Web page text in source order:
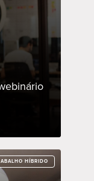
HÍBRIDO
HÍBRIDO